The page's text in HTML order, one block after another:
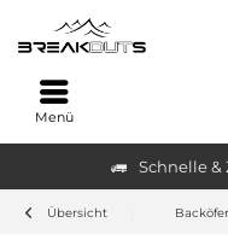
Schnelle &
Menü
Übersicht